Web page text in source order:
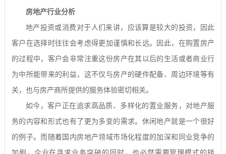
房地产行业分析
地产投资或消费对于人们来讲，应该算是较大的投资，因此
客户在选择时往往会考虑得更加谨慎和长远。因此，在购置房产
的过程中，客户会非常注重这份房产在其以后的生活或者商业行
为中所能带来的利益，这不仅与房产的硬件配备、周边环境等有
关，也与房产商所提供的服务体验密切相关。
如今，客户正在追求高品质、多样化的置业服务，对地产服
务的内容和形式也有了更为多变的需求。休闲地产就是一个很好
的例子。而随着国内房地产领域市场化程度的加深和同业竞争的